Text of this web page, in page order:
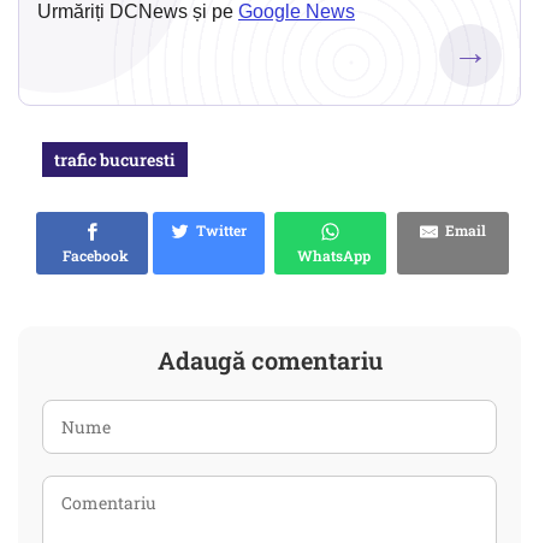
Urmăriți DCNews și pe Google News
→
trafic bucuresti
Facebook
Twitter
WhatsApp
Email
Adaugă comentariu